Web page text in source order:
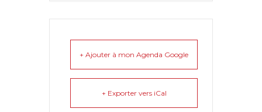
+ Ajouter à mon Agenda Google
+ Exporter vers iCal